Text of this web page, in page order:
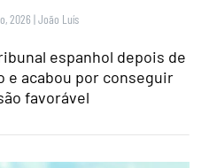
2026 |João Luís
espanhol depois de
e acabou por conseguir
favorável